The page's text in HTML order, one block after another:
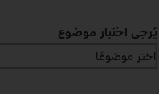
يُرجى اختيار موضوع
اختر موضوعًا